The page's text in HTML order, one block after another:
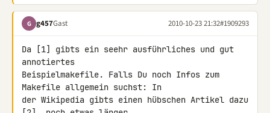
G g457Gast 2010-10-23 21:32#1909293
Da [1] gibts ein seehr ausführliches und gut
annotiertes
Beispielmakefile. Falls Du noch Infos zum
Makefile allgemein suchst: In
der Wikipedia gibts einen hübschen Artikel dazu